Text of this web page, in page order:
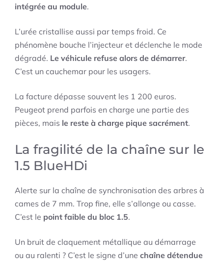
intégrée au module.
L’urée cristallise aussi par temps froid. Ce
phénomène bouche l’injecteur et déclenche le mode
dégradé. Le véhicule refuse alors de démarrer.
C’est un cauchemar pour les usagers.
La facture dépasse souvent les 1 200 euros.
Peugeot prend parfois en charge une partie des
pièces, mais le reste à charge pique sacrément.
La fragilité de la chaîne sur le
1.5 BlueHDi
Alerte sur la chaîne de synchronisation des arbres à
cames de 7 mm. Trop fine, elle s’allonge ou casse.
C’est le point faible du bloc 1.5.
Un bruit de claquement métallique au démarrage
ou au ralenti ? C’est le signe d’une chaîne détendue